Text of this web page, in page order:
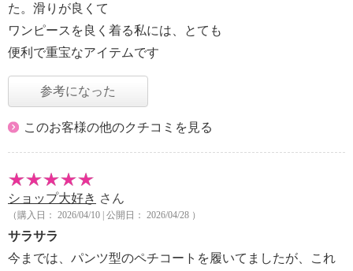
た。滑りが良くて
ワンピースを良く着る私には、とても
便利で重宝なアイテムです
参考になった
このお客様の他のクチコミを見る
ショップ大好き さん
（購入日： 2026/04/10 | 公開日： 2026/04/28 ）
サラサラ
今までは、パンツ型のペチコートを履いてましたが、これ